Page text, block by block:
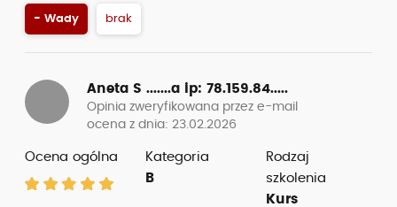
- Wady brak
Aneta S .......a ip: 78.159.84.....
Opinia zweryfikowana przez e-mail
ocena z dnia: 23.02.2026
Ocena ogólna
Kategoria
B
Rodzaj
szkolenia
Kurs